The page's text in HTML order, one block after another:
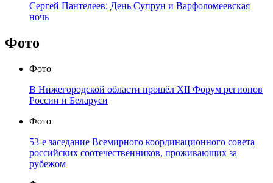
Сергей Пантелеев: День Супрун и Варфоломеевская
ночь
Фото
Фото
В Нижегородской области прошёл XII Форум регионов
России и Беларуси
Фото
53-е заседание Всемирного координационного совета
российских соотечественников, проживающих за
рубежом